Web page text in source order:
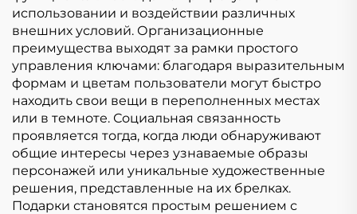
использовании и воздействии различных
внешних условий. Организационные
преимущества выходят за рамки простого
управления ключами: благодаря выразительным
формам и цветам пользователи могут быстро
находить свои вещи в переполненных местах
или в темноте. Социальная связанность
проявляется тогда, когда люди обнаруживают
общие интересы через узнаваемые образы
персонажей или уникальные художественные
решения, представленные на их брелках.
Подарки становятся простым решением с